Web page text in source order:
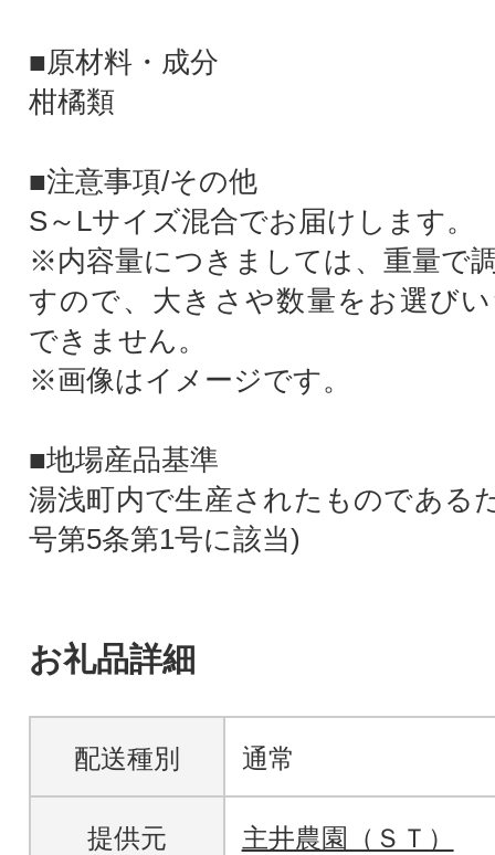
■原材料・成分
柑橘類
■注意事項/その他
S～Lサイズ混合でお届けします。
※内容量につきましては、重量で
すので、大きさや数量をお選び
できません。
※画像はイメージです。
■地場産品基準
湯浅町内で生産されたものである
号第5条第1号に該当)
お礼品詳細
配送種別 通常
提供元 主井農園（ＳＴ）